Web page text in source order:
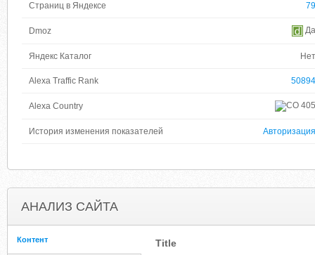
Страниц в Яндексе 79
Dmoz Да
Яндекс Каталог Нет
Alexa Traffic Rank 50894
Alexa Country 405
История изменения показателей Авторизация
АНАЛИЗ САЙТА
Контент Title